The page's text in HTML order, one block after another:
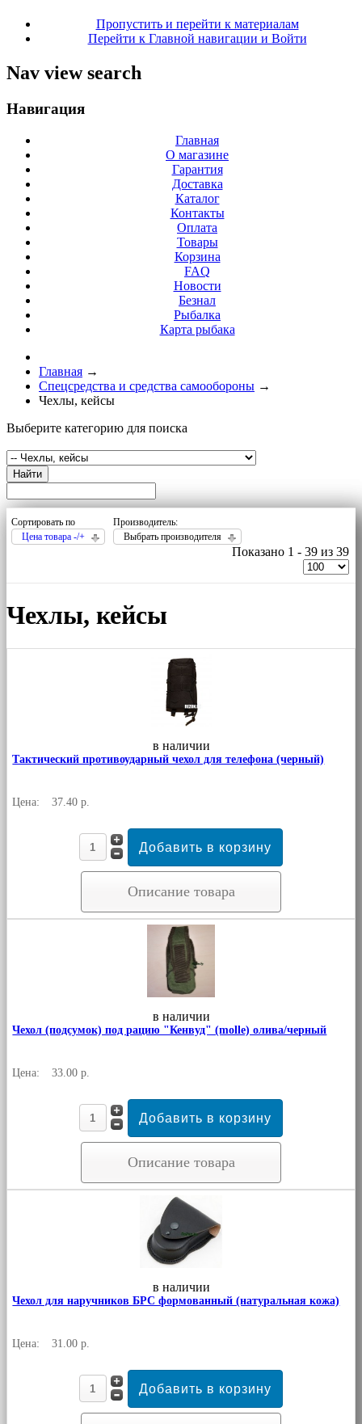
Пропустить и перейти к материалам
Перейти к Главной навигации и Войти
Nav view search
Навигация
Главная
О магазине
Гарантия
Доставка
Каталог
Контакты
Оплата
Товары
Корзина
FAQ
Новости
Безнал
Рыбалка
Карта рыбака
Главная →
Спецсредства и средства самообороны →
Чехлы, кейсы
Выберите категорию для поиска
Найти
Сортировать по
Цена товара -/+
Производитель:
Выбрать производителя
Показано 1 - 39 из 39
Чехлы, кейсы
в наличии
Тактический противоударный чехол для телефона (черный)
Цена: 37.40 р.
Описание товара
в наличии
Чехол (подсумок) под рацию "Кенвуд" (molle) олива/черный
Цена: 33.00 р.
Описание товара
в наличии
Чехол для наручников БРС формованный (натуральная кожа)
Цена: 31.00 р.